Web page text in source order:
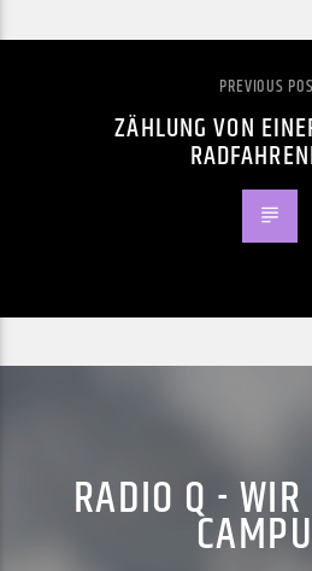
PREVIOUS
ZÄHLUNG VON
RADIO Q -